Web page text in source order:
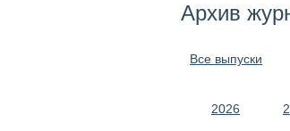
Архив
Все выпуски
2026